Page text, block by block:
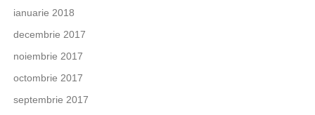
ianuarie 2018
decembrie 2017
noiembrie 2017
octombrie 2017
septembrie 2017